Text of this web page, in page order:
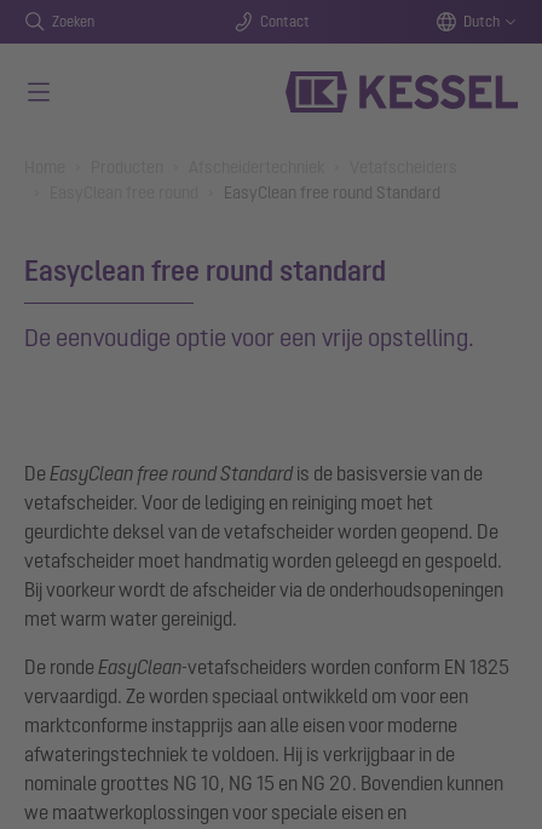
Zoeken Contact Dutch
EasyClean free round Standard
Easyclean free round standard
De eenvoudige optie voor een vrije opstelling.
De EasyClean free round Standard is de basisversie van de
vetafscheider. Voor de lediging en reiniging moet het
geurdichte deksel van de vetafscheider worden geopend. De
vetafscheider moet handmatig worden geleegd en gespoeld.
Bij voorkeur wordt de afscheider via de onderhoudsopeningen
met warm water gereinigd.
De ronde EasyClean-vetafscheiders worden conform EN 1825
vervaardigd. Ze worden speciaal ontwikkeld om voor een
marktconforme instapprijs aan alle eisen voor moderne
afwateringstechniek te voldoen. Hij is verkrijgbaar in de
nominale groottes NG 10, NG 15 en NG 20. Bovendien kunnen
we maatwerkoplossingen voor speciale eisen en